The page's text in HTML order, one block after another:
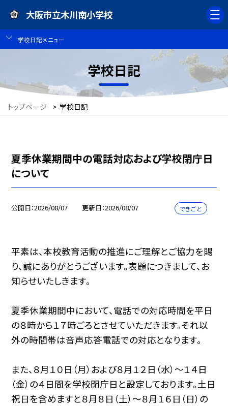
大阪市立木川南小学校
学校日記メニュー
学校日記
トップページ > 学校日記
夏季休業期間中の電話対応および学校閉庁日
について
公開日 2026/08/07 更新日 2026/08/07 できごと
平素は、本校教育活動の推進にご理解とご協力を賜
り、誠にありがとうございます。表題につきまして、お
知らせいたしきます。
夏季休業期間中において、電話での対応時間を平日
の８時から１７時ごろとさせていただきます。それ以
外の時間帯は音声応答電話での対応となります。
また、８月１０日（月）および８月１２日（水）〜１４日
（金）の４日間を学校閉庁日と設定しております。土日
祝日を含めますと８月８日（土）〜８月１６日（日）の